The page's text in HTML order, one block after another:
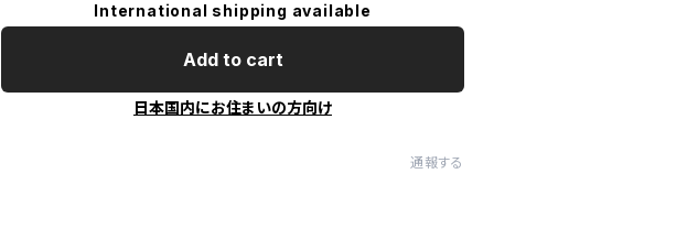
International shipping available
Add to cart
日本国内にお住まいの方向け
通報する